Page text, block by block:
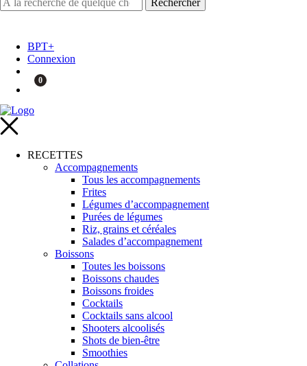
BPT+
Connexion
0
RECETTES
Accompagnements
Tous les accompagnements
Frites
Légumes d’accompagnement
Purées de légumes
Riz, grains et céréales
Salades d’accompagnement
Boissons
Toutes les boissons
Boissons chaudes
Boissons froides
Cocktails
Cocktails sans alcool
Shooters alcoolisés
Shots de bien-être
Smoothies